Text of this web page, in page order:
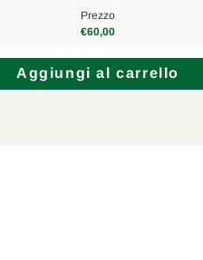
Prezzo
€60,00
Aggiungi al carrello